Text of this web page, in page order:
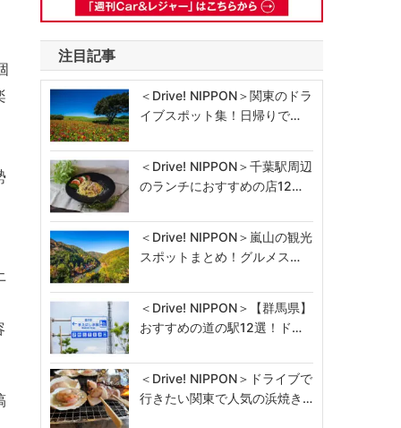
注目記事
＜Drive! NIPPON＞関東のドラ
イブスポット集！日帰りで…
＜Drive! NIPPON＞千葉駅周辺
のランチにおすすめの店12…
＜Drive! NIPPON＞嵐山の観光
スポットまとめ！グルメス…
＜Drive! NIPPON＞【群馬県】
おすすめの道の駅12選！ド…
＜Drive! NIPPON＞ドライブで
行きたい関東で人気の浜焼き…